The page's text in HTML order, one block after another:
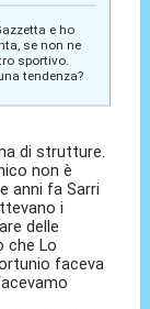
e ho
se non ne
sportivo.
tendenza?
di strutture.
non è
anni fa Sarri
i
delle
che Lo
faceva